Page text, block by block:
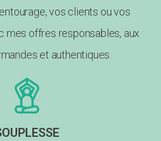
vos clients ou vos
mes offres responsables, aux
et authentiques.